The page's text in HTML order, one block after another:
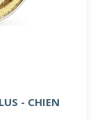
- CHIEN